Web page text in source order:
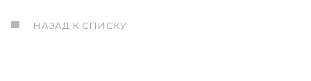
НАЗАД К СПИСКУ